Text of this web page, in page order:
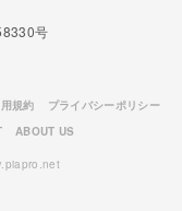
号
規約
プライバシーポリシー
ABOUT US